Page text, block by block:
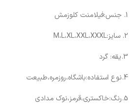
1. جنس:فیلامنت کلوزمش
2. سایز:M،L،XL،XXL،XXXL
3.یقه: گرد
4.نوع استفاده:باشگاه،روزمره،طبیعت
5.رنگ:خاکستری،قرمز،نوک مدادی